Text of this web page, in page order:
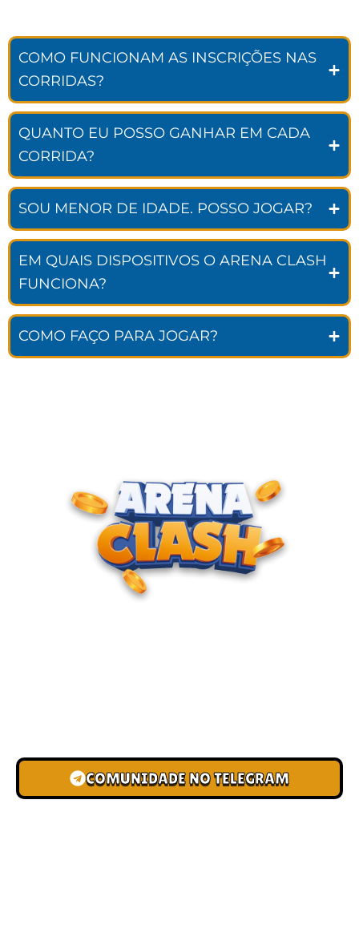
COMO FUNCIONAM AS INSCRIÇÕES NAS
CORRIDAS?
QUANTO EU POSSO GANHAR EM CADA
CORRIDA?
SOU MENOR DE IDADE. POSSO JOGAR?
EM QUAIS DISPOSITIVOS O ARENA CLASH
FUNCIONA?
COMO FAÇO PARA JOGAR?
COMUNIDADE NO TELEGRAM